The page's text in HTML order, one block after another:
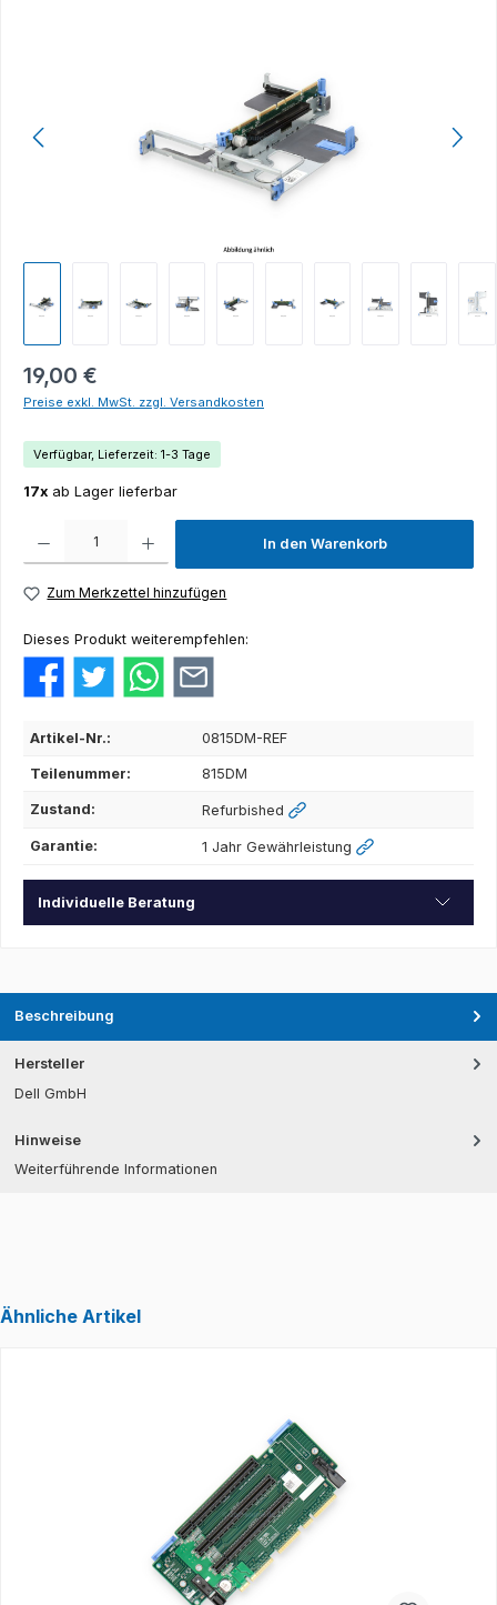
19,00 €
Preise exkl. MwSt. zzgl. Versandkosten
Verfügbar, Lieferzeit: 1-3 Tage
17x ab Lager lieferbar
In den Warenkorb
Zum Merkzettel hinzufügen
Dieses Produkt weiterempfehlen:
Artikel-Nr.: 0815DM-REF
Teilenummer: 815DM
Zustand: Refurbished
Garantie: 1 Jahr Gewährleistung
Individuelle Beratung
Beschreibung
Hersteller
Dell GmbH
Hinweise
Weiterführende Informationen
Ähnliche Artikel